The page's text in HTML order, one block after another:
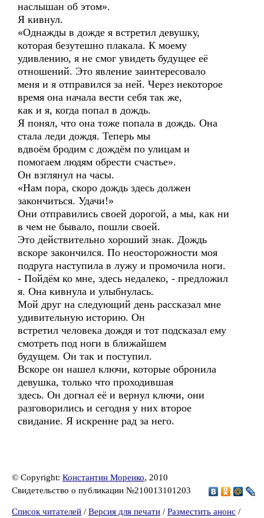
наслышан об этом».
Я кивнул.
«Однажды в дожде я встретил девушку,
которая безутешно плакала. К моему
удивлению, я не смог увидеть будущее её
отношений. Это явление заинтересовало
меня и я отправился за ней. Через некоторое
время она начала вести себя так же,
как и я, когда попал в дождь.
Я понял, что она тоже попала в дождь. Она
стала леди дождя. Теперь мы
вдвоём бродим с дождём по улицам и
помогаем людям обрести счастье».
Он взглянул на часы.
«Нам пора, скоро дождь здесь должен
закончиться. Удачи!»
Они отправились своей дорогой, а мы, как ни
в чем не бывало, пошли своей.
Это действительно хороший знак. Дождь
вскоре закончился. По неосторожности моя
подруга наступила в лужу и промочила ноги.
- Пойдём ко мне, здесь недалеко, - предложил
я. Она кивнула и улыбнулась.
Мой друг на следующий день рассказал мне
удивительную историю. Он
встретил человека дождя и тот подсказал ему
смотреть под ноги в ближайшем
будущем. Он так и поступил.
Вскоре он нашел ключи, которые обронила
девушка, только что проходившая
здесь. Он догнал её и вернул ключи, они
разговорились и сегодня у них второе
свидание. Я искренне рад за него.
© Copyright: Константин Моренко, 2010
Свидетельство о публикации №210013101203
Список читателей / Версия для печати / Разместить анонс /